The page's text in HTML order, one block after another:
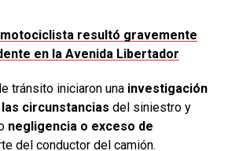
resultó gravemente
en la Avenida Libertador
tránsito iniciaron una investigación
circunstancias del siniestro y
negligencia o exceso de
del conductor del camión.